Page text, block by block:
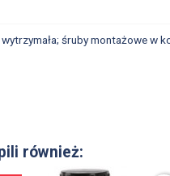
wytrzymała; śruby montażowe
również: